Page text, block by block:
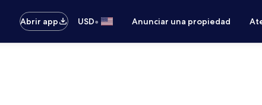
Abrir app USD• Anunciar una propiedad